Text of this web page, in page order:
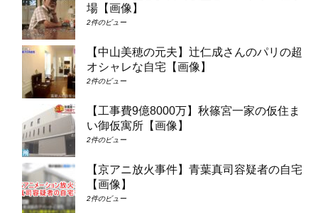
場【画像】
2件のビュー
【中山美穂の元夫】辻仁成さんのパリの超
オシャレな自宅【画像】
2件のビュー
【工事費9億8000万】秋篠宮一家の仮住ま
い御仮寓所【画像】
2件のビュー
【京アニ放火事件】青葉真司容疑者の自宅
【画像】
2件のビュー